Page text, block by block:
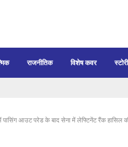
राजनीतिक विशेष कवर स्टोरी
आउट परेड के बाद सेना में लेफ्टिनेंट रैंक हासिल